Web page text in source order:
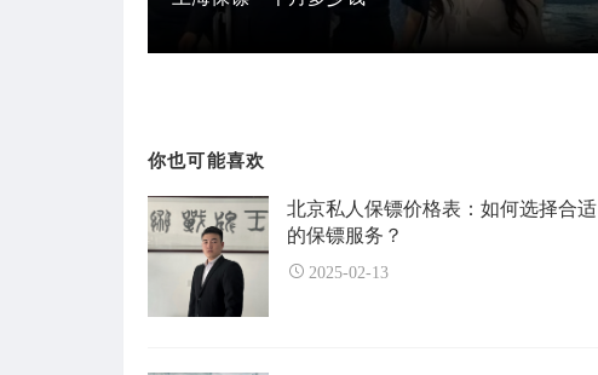
你也可能喜欢
北京私人保镖价格表：如何选择合适
的保镖服务？
2025-02-13